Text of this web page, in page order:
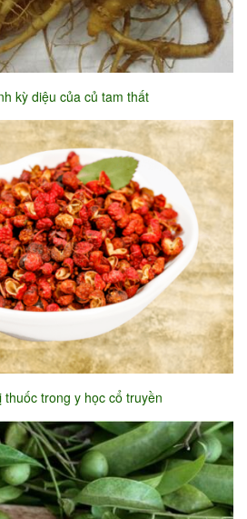
kỳ diệu của củ tam thất
trong y học cổ truyền